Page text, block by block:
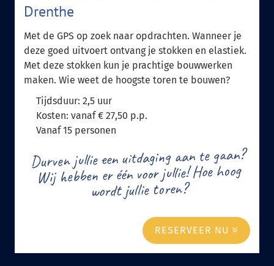
Drenthe
Met de GPS op zoek naar opdrachten. Wanneer je
deze goed uitvoert ontvang je stokken en elastiek.
Met deze stokken kun je prachtige bouwwerken
maken. Wie weet de hoogste toren te bouwen?
Tijdsduur: 2,5 uur
Kosten: vanaf € 27,50 p.p.
Vanaf 15 personen
RESERVEER NU
Durven jullie een uitdaging aan te gaan?
Wij hebben er één voor jullie! Hoe hoog
wordt jullie toren?